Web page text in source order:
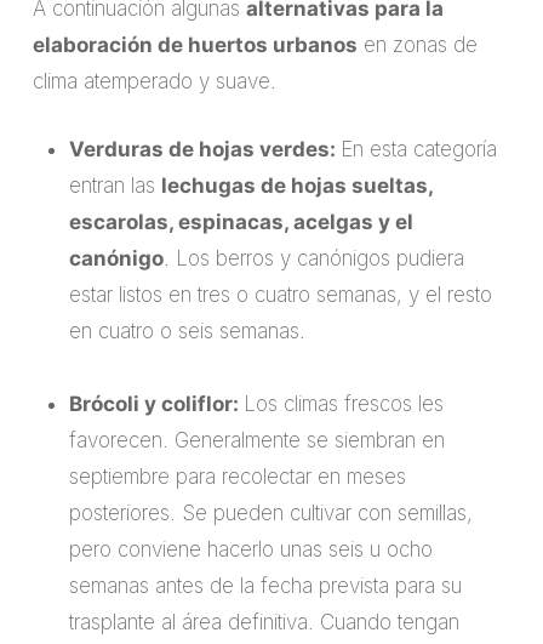
A continuación algunas alternativas para la
elaboración de huertos urbanos en zonas de
clima atemperado y suave.
Verduras de hojas verdes: En esta categoría
entran las lechugas de hojas sueltas,
escarolas, espinacas, acelgas y el
canónigo. Los berros y canónigos pudiera
estar listos en tres o cuatro semanas, y el resto
en cuatro o seis semanas.
Brócoli y coliflor: Los climas frescos les
favorecen. Generalmente se siembran en
septiembre para recolectar en meses
posteriores. Se pueden cultivar con semillas,
pero conviene hacerlo unas seis u ocho
semanas antes de la fecha prevista para su
trasplante al área definitiva. Cuando tengan